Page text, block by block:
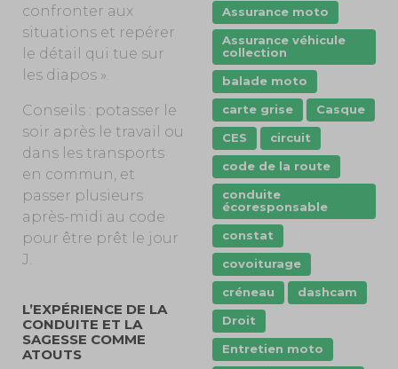
confronter aux
situations et repérer
le détail qui tue sur
les diapos ».
Conseils : potasser le
soir après le travail ou
dans les transports
en commun, et
passer plusieurs
après-midi au code
pour être prêt le jour
J.
L’EXPÉRIENCE DE LA
CONDUITE ET LA
SAGESSE COMME
ATOUTS
Assurance moto
Assurance véhicule
collection
balade moto
carte grise
Casque
CES
circuit
code de la route
conduite
écoresponsable
constat
covoiturage
créneau
dashcam
Droit
Entretien moto